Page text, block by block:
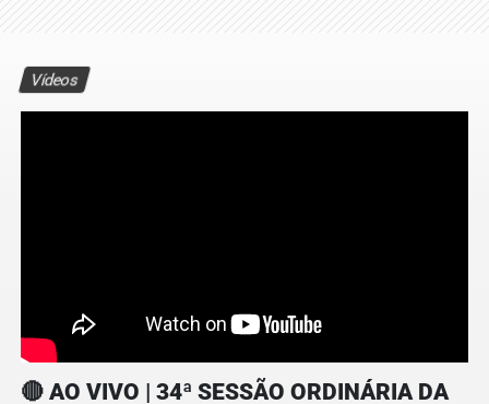
Vídeos
🔴 AO VIVO | 34ª SESSÃO ORDINÁRIA DA